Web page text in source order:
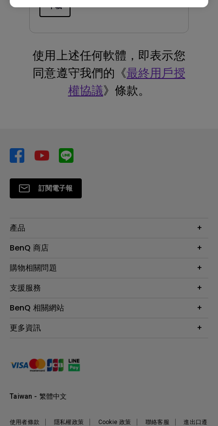
下載
使用上述任何軟體，即表示您
同意遵守我們的《最終用戶授
權協議》條款。
訂閱電子報
產品
大型液晶
投影機
智慧照明
專業拍物視訊鏡頭
BenQ 商店
最新產品與活動
尋找銷售據點
會員綁定LINE教學
購物相關問題
第一次購物就上手
延長保固購買
贈品兌換網站首頁
支援服務
服務公告
保固條例
手冊與軟體下載
產品常見問題
BenQ 相關網站
專業商用解決方案
BenQ 大娛樂家
更多資訊
永續發展
產品碳足跡報告
明基基金會
使用者條款
隱私權政策 Cookie 政策 聯絡客服 進出口遵
Taiwan - 繁體中文